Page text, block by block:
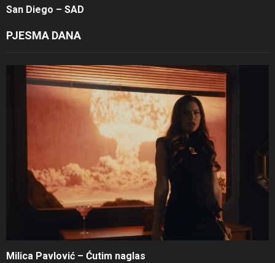
San Diego – SAD
PJESMA DANA
Milica Pavlović – Ćutim naglas